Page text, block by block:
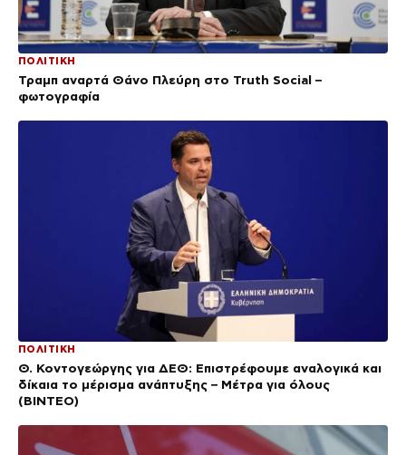
ΠΟΛΙΤΙΚΗ
Τραμπ αναρτά Θάνο Πλεύρη στο Truth Social –
φωτογραφία
ΠΟΛΙΤΙΚΗ
Θ. Κοντογεώργης για ΔΕΘ: Επιστρέφουμε αναλογικά και
δίκαια το μέρισμα ανάπτυξης – Μέτρα για όλους
(BINTEO)